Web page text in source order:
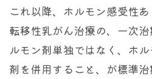
これ以降、ホルモン感受性
転移性乳がん治療の、一次
ルモン剤単独ではなく、ホ
剤を併用すること、が標準治